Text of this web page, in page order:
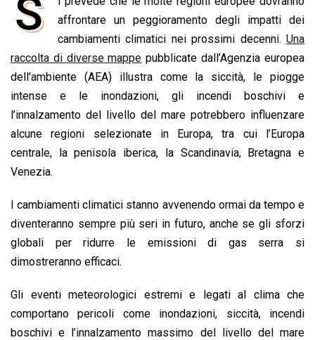
e
o
o
k
t
s
A
p
p
k
e
d
I
n
e
a
d
s
i
l
y
L
i
n
k
n
t
S
affrontare un peggioramento degli impatti dei
cambiamenti climatici nei prossimi decenni. Una
raccolta di diverse mappe pubblicate dall’Agenzia europea
dell’ambiente (AEA) illustra come la siccità, le piogge
intense e le inondazioni, gli incendi boschivi e
l’innalzamento del livello del mare potrebbero influenzare
alcune regioni selezionate in Europa, tra cui l’Europa
centrale, la penisola iberica, la Scandinavia, Bretagna e
Venezia.
I cambiamenti climatici stanno avvenendo ormai da tempo e
diventeranno sempre più seri in futuro, anche se gli sforzi
globali per ridurre le emissioni di gas serra si
dimostreranno efficaci.
Gli eventi meteorologici estremi e legati al clima che
comportano pericoli come inondazioni, siccità, incendi
boschivi e l’innalzamento massimo del livello del mare